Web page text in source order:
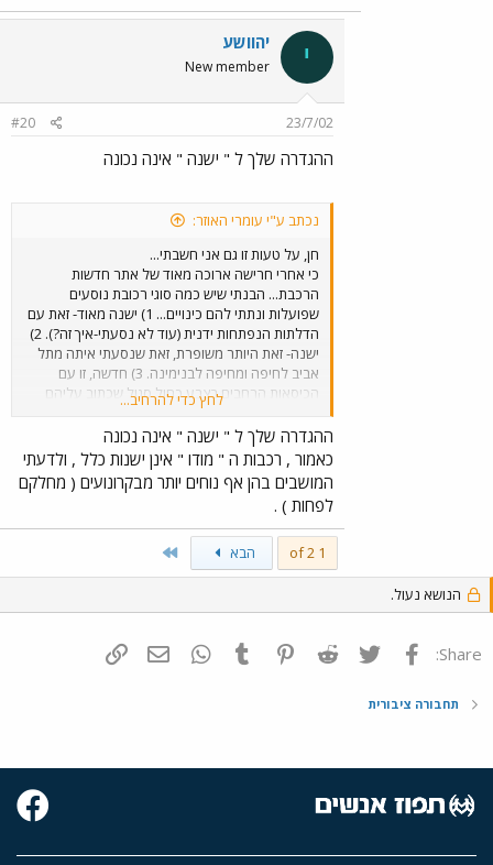
י יהוושע
New member
23/7/02
#20
ההגדרה שלך ל " ישנה " אינה נכונה
נכתב ע"י עומרי האוזר:
חן, על טעות זו גם אני חשבתי...
כי אחרי חרישה ארוכה מאוד של אתר חדשות
הרכבת... הבנתי שיש כמה סוגי רכובת נוסעים
שפועלות ונתתי להם כינויים... 1) ישנה מאוד- זאת עם
הדלתות הנפתחות ידנית (עוד לא נסעתי-איך זה?). 2)
ישנה- זאת היותר משופרת, זאת שנסעתי איתה מתל
אביב לחיפה ומחיפה לבנימינה. 3) חדשה, זו עם
הכיסאות הרחבים בצבע כחול סגול שכתוב עליהם
רכבת ישראל... (המעבר בין הקרונות הוא ללא דלת
וכמעט לא מבחינים במעבר 4) דאבל דק (מובן מאליו)
אשמח לדבר איתך בתוכנת מסרים כל שהיא פרטיי
נממצאים למטה תודה...
לחץ כדי להרחיב...
ההגדרה שלך ל " ישנה " אינה נכונה
כאמור , רכבות ה " מודו " אינן ישנות כלל , ולדעתי
המושבים בהן אף נוחים יותר מבקרונועים ( מחלקם
לפחות ) .
1 of 2 הבא
הנושא נעול.
Share: פייסבוק Twitter
Reddit
Pinterest
Tumblr
WhatsAppדואר אלקטרוני
תחבורה ציבורית